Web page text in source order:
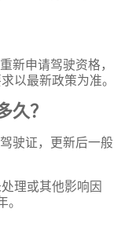
新申请驾驶资格，
以最新政策为准。
久？
驶证，更新后一般
理或其他影响因
。